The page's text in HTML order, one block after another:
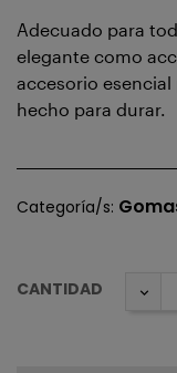
Adecuado para
elegante como
accesorio
hecho para durar.
Categoría/s:
CANTIDAD